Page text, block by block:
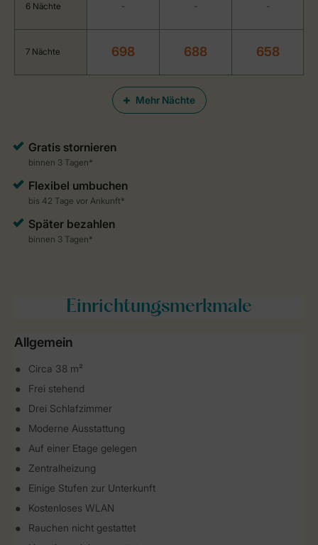
Mehr Nächte
6 Nächte - - -
7 Nächte 698 688 658
Einrichtungsmerkmale
Allgemein
Circa 38 m²
Frei stehend
Drei Schlafzimmer
Moderne Ausstattung
Auf einer Etage gelegen
Zentralheizung
Einige Stufen zur Unterkunft
Kostenloses WLAN
Rauchen nicht gestattet